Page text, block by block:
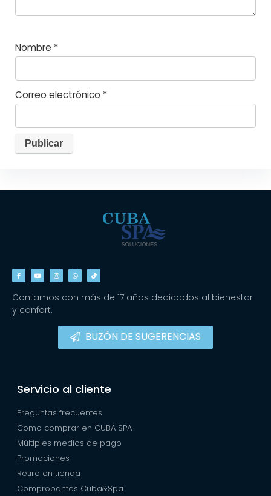
Nombre *
Correo electrónico *
Contamos con más de 17 años dedicados al bienestar
y confort.
BUZÓN DE SUGERENCIAS
Servicio al cliente
Preguntas frecuentes
Como comprar en CUBA SPA
Múltiples medios de pago
Promociones
Retiro en tienda
Comprobantes Cuba&Spa